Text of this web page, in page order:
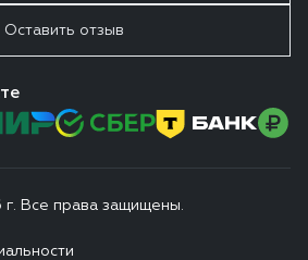
Оставить отзыв
Все права защищены.